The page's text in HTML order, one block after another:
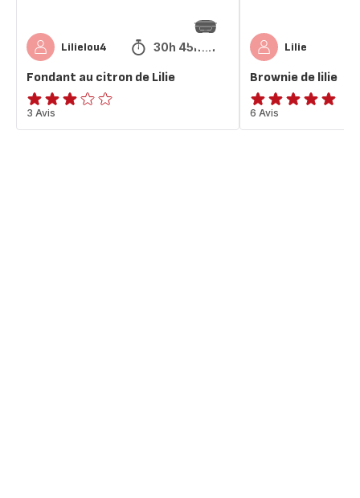
Lilielou4 30h 45min
Fondant au citron de Lilie
Avis
3
3 Avis
Lilie
Brownie de lilie
Avis
5
6 Avis